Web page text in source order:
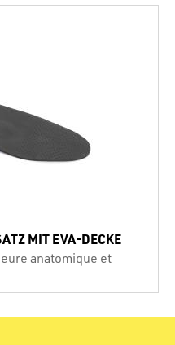
MIT EVA-DECKE
anatomique et